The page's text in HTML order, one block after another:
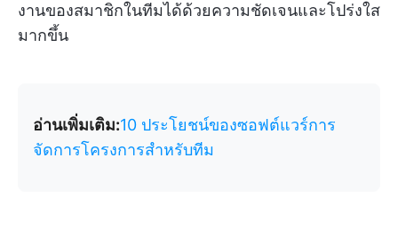
งานของสมาชิกในทีมได้ด้วยความชัดเจนและโปร่งใส
มากขึ้น
อ่านเพิ่มเติม:10 ประโยชน์ของซอฟต์แวร์การ
จัดการโครงการสำหรับทีม